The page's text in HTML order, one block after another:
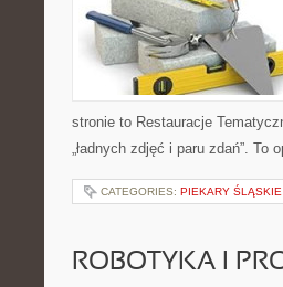
stronie to Restauracje
„ładnych zdjęć i paru zdań”. To
CATEGORIES: PIEKARY ŚLĄSKIE
ROBOTYKA I